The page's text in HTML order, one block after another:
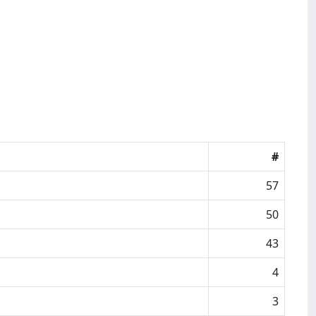
#
57
50
43
4
3